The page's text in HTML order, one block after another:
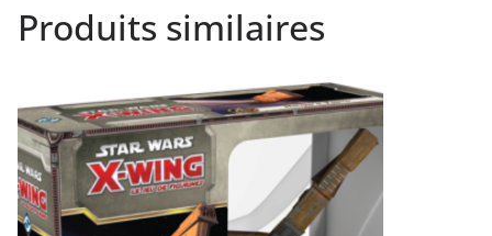
Produits similaires